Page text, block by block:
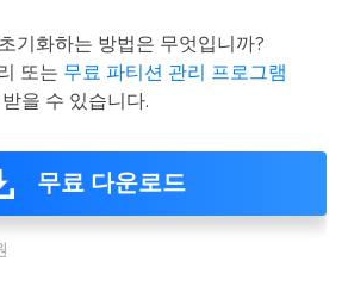
기화하는 방법은 무엇입니까?
또는 무료 파티션 관리 프로그램
을 수 있습니다.
무료 다운로드